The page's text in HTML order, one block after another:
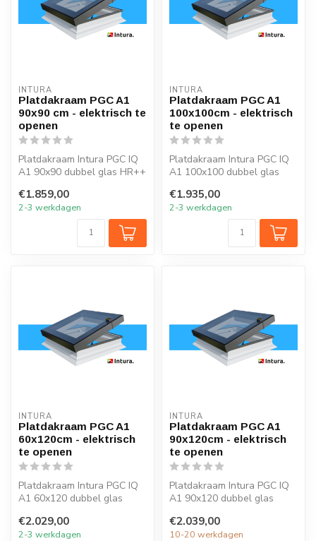
INTURA
Platdakraam PGC A1
90x90 cm - elektrisch te
openen
Platdakraam Intura PGC IQ
A1 90x90 dubbel glas HR++
m...
€1.859,00
2-3 werkdagen
INTURA
Platdakraam PGC A1
100x100cm - elektrisch
te openen
Platdakraam Intura PGC IQ
A1 100x100 dubbel glas
eenvoudig...
€1.935,00
2-3 werkdagen
INTURA
Platdakraam PGC A1
60x120cm - elektrisch
te openen
Platdakraam Intura PGC IQ
A1 60x120 dubbel glas
eenvoudig ...
€2.029,00
2-3 werkdagen
INTURA
Platdakraam PGC A1
90x120cm - elektrisch
te openen
Platdakraam Intura PGC IQ
A1 90x120 dubbel glas
eenvoudig ...
€2.039,00
10-20 werkdagen